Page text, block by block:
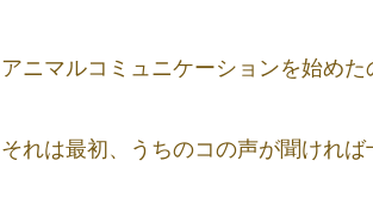
アニマルコミュニケーションを始めた
それは最初、うちのコの声が聞ければ